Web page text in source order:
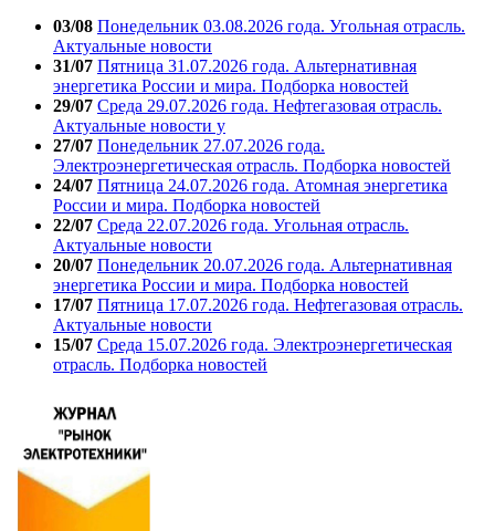
03/08 Понедельник 03.08.2026 года. Угольная отрасль.
Актуальные новости
31/07 Пятница 31.07.2026 года. Альтернативная
энергетика России и мира. Подборка новостей
29/07 Среда 29.07.2026 года. Нефтегазовая отрасль.
Актуальные новости у
27/07 Понедельник 27.07.2026 года.
Электроэнергетическая отрасль. Подборка новостей
24/07 Пятница 24.07.2026 года. Атомная энергетика
России и мира. Подборка новостей
22/07 Среда 22.07.2026 года. Угольная отрасль.
Актуальные новости
20/07 Понедельник 20.07.2026 года. Альтернативная
энергетика России и мира. Подборка новостей
17/07 Пятница 17.07.2026 года. Нефтегазовая отрасль.
Актуальные новости
15/07 Среда 15.07.2026 года. Электроэнергетическая
отрасль. Подборка новостей